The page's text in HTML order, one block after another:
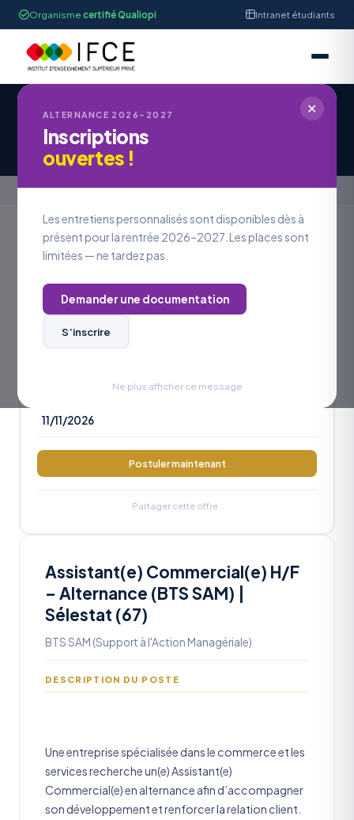
Organisme certifié Qualiopi Intranet étudiants
✕
ALTERNANCE 2026–2027
Inscriptions
ouvertes !
Les entretiens personnalisés sont disponibles dès à
présent pour la rentrée 2026–2027. Les places sont
limitées — ne tardez pas.
Demander une documentation
S’inscrire
Ne plus afficher ce message
IFCE STRASBOURG
Offre d'Emploi #OE2026-1122
Accueil › Offres en alternance › Offre d'Emploi #OE2026-1122
Retour aux offres
Assistant(e) Commercial(e) H/F
– Alternance (BTS SAM) |
Sélestat (67)
BTS SAM (Support à l'Action Managériale)
DESCRIPTION DU POSTE
Une entreprise spécialisée dans le commerce et les
services recherche un(e) Assistant(e)
Commercial(e) en alternance afin d’accompagner
son développement et renforcer la relation client.
LOCALISATION
ALSACE
11/11/2026
Postuler maintenant
Partager cette offre :